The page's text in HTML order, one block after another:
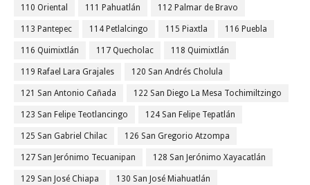
110 Oriental 111 Pahuatlán 112 Palmar de Bravo
113 Pantepec 114 Petlalcingo 115 Piaxtla 116 Puebla
116 Quimixtlán 117 Quecholac 118 Quimixtlán
119 Rafael Lara Grajales 120 San Andrés Cholula
121 San Antonio Cañada 122 San Diego La Mesa Tochimiltzingo
123 San Felipe Teotlancingo 124 San Felipe Tepatlán
125 San Gabriel Chilac 126 San Gregorio Atzompa
127 San Jerónimo Tecuanipan 128 San Jerónimo Xayacatlán
129 San José Chiapa 130 San José Miahuatlán